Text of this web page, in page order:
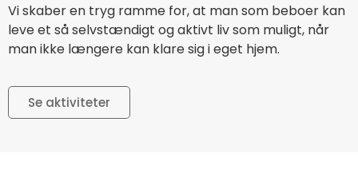
Vi skaber en tryg ramme for, at man som beboer kan
leve et så selvstændigt og aktivt liv som muligt, når
man ikke længere kan klare sig i eget hjem.
Se aktiviteter